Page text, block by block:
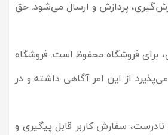
پردازش و ارسال می‌‏شود. حق
برای فروشگاه محفوظ است. فروشگاه
می‌پذیرد از این امر آگاهی داشته و در
سفارش کاربر قابل پیگیری و